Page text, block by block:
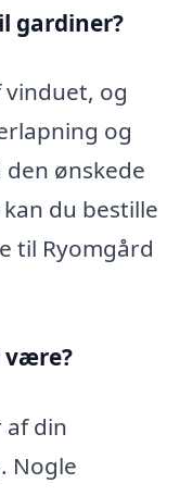
gardiner?
og
og
ønskede
du bestille
til Ryomgård
være?
din
Nogle